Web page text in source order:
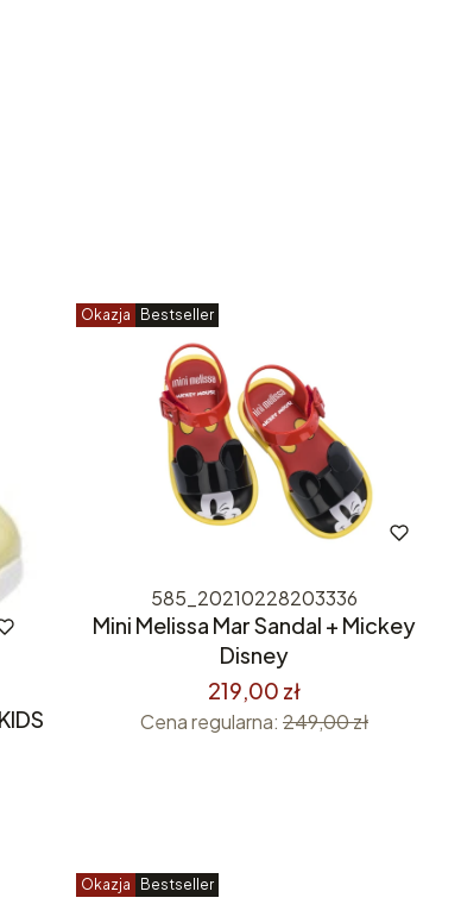
Okazja Bestseller
585_20210228203336
Mini Melissa Mar Sandal + Mickey
Disney
219,00 zł
Cena regularna: 249,00 zł
Okazja Bestseller